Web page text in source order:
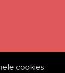
cookies